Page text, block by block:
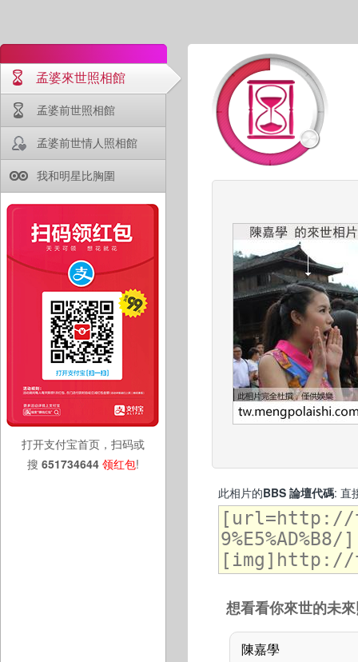
孟婆來世照相館
孟婆前世照相館
孟婆前世情人照相館
我和明星比胸圍
打开支付宝首页，扫码或
搜 651734644 领红包!
此相片的BBS 論壇代碼: 直
想看看你來世的未